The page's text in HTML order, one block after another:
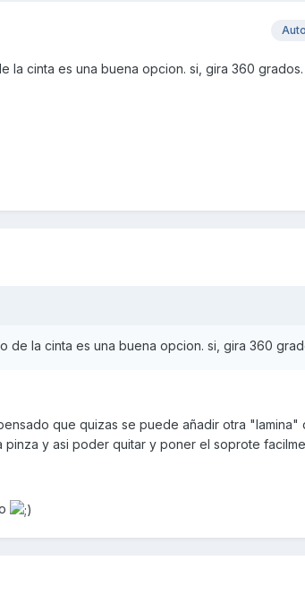
cinta es una buena opcion. si, gira 360 grados.
la cinta es una buena opcion. si, gira 360
que quizas se puede añadir otra "lamina"
y asi poder quitar y poner el soprote